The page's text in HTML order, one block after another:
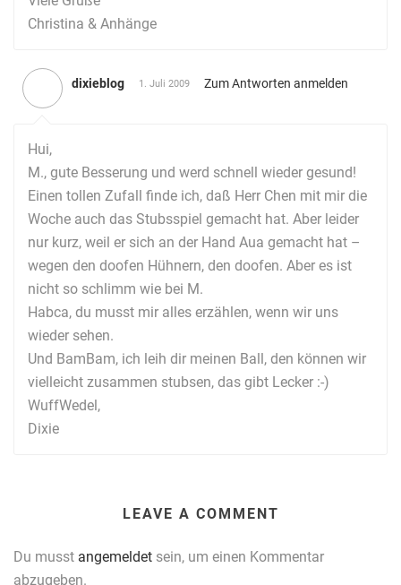
Christina & Anhänge
dixieblog 1. Juli 2009 Zum Antworten anmelden
Hui,
M., gute Besserung und werd schnell wieder gesund!
Einen tollen Zufall finde ich, daß Herr Chen mit mir die
Woche auch das Stubsspiel gemacht hat. Aber leider
nur kurz, weil er sich an der Hand Aua gemacht hat –
wegen den doofen Hühnern, den doofen. Aber es ist
nicht so schlimm wie bei M.
Habca, du musst mir alles erzählen, wenn wir uns
wieder sehen.
Und BamBam, ich leih dir meinen Ball, den können wir
vielleicht zusammen stubsen, das gibt Lecker :-)
WuffWedel,
Dixie
LEAVE A COMMENT
Du musst angemeldet sein, um einen Kommentar
abzugeben.